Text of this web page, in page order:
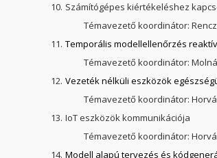
10. Számítógépes kiértékeléshez
Témavezető koordinátor:
11. Temporális modellellenőrzés
Témavezető koordinátor:
12. Vezeték nélküli eszközök
Témavezető koordinátor:
13. IoT eszközök kommunikációja
Témavezető koordinátor:
14. Modell alapú tervezés és